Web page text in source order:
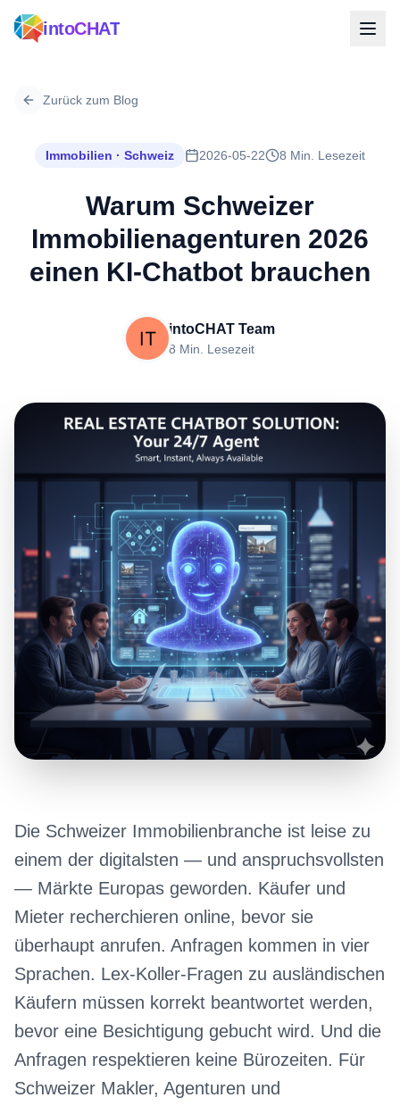
intoCHAT
Zurück zum Blog
Immobilien · Schweiz 2026-05-22 8 Min. Lesezeit
Warum Schweizer
Immobilienagenturen 2026
einen KI-Chatbot brauchen
intoCHAT Team
8 Min. Lesezeit
Die Schweizer Immobilienbranche ist leise zu
einem der digitalsten — und anspruchsvollsten
— Märkte Europas geworden. Käufer und
Mieter recherchieren online, bevor sie
überhaupt anrufen. Anfragen kommen in vier
Sprachen. Lex-Koller-Fragen zu ausländischen
Käufern müssen korrekt beantwortet werden,
bevor eine Besichtigung gebucht wird. Und die
Anfragen respektieren keine Bürozeiten. Für
Schweizer Makler, Agenturen und